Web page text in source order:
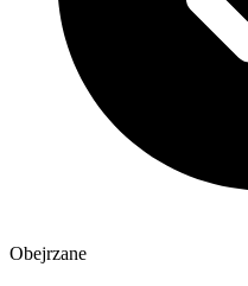
Obejrzane